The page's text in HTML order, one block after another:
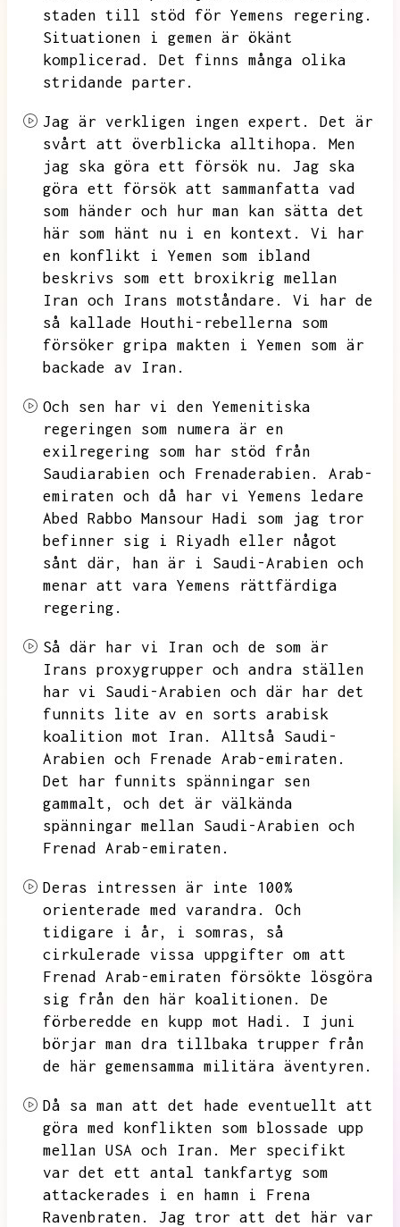
staden till stöd för Yemens regering.
Situationen i gemen är ökänt
komplicerad.
Det finns många olika
stridande parter.
Jag är verkligen ingen expert.
Det är
svårt att överblicka alltihopa.
Men
jag ska göra ett försök nu.
Jag ska
göra ett försök att sammanfatta vad
som händer och hur man kan sätta det
här som hänt nu i en kontext.
Vi har
en konflikt i Yemen som ibland
beskrivs som ett broxikrig mellan
Iran och Irans motståndare.
Vi har de
så kallade Houthi-rebellerna som
försöker gripa makten i Yemen som är
backade av Iran.
Och sen har vi den Yemenitiska
regeringen som numera är en
exilregering som har stöd från
Saudiarabien och Frenaderabien.
Arab-
emiraten och då har vi Yemens ledare
Abed Rabbo Mansour Hadi som jag tror
befinner sig i Riyadh eller något
sånt där,
han är i Saudi-Arabien och
menar att vara Yemens rättfärdiga
regering.
Så där har vi Iran och de som är
Irans proxygrupper och andra ställen
har vi Saudi-Arabien och där har det
funnits lite av en sorts arabisk
koalition mot Iran.
Alltså Saudi-
Arabien och Frenade Arab-emiraten.
Det har funnits spänningar sen
gammalt,
och det är välkända
spänningar mellan Saudi-Arabien och
Frenad Arab-emiraten.
Deras intressen är inte 100%
orienterade med varandra.
Och
tidigare i år,
i somras,
så
cirkulerade vissa uppgifter om att
Frenad Arab-emiraten försökte lösgöra
sig från den här koalitionen.
De
förberedde en kupp mot Hadi.
I juni
börjar man dra tillbaka trupper från
de här gemensamma militära äventyren.
Då sa man att det hade eventuellt att
göra med konflikten som blossade upp
mellan USA och Iran.
Mer specifikt
var det ett antal tankfartyg som
attackerades i en hamn i Frena
Ravenbraten.
Jag tror att det här var